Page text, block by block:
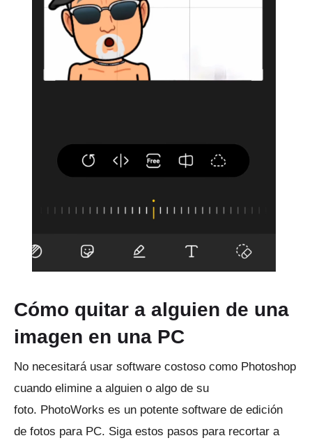
Cómo quitar a alguien de una
imagen en una PC
No necesitará usar software costoso como Photoshop
cuando elimine a alguien o algo de su
foto. PhotoWorks es un potente software de edición
de fotos para PC. Siga estos pasos para recortar a